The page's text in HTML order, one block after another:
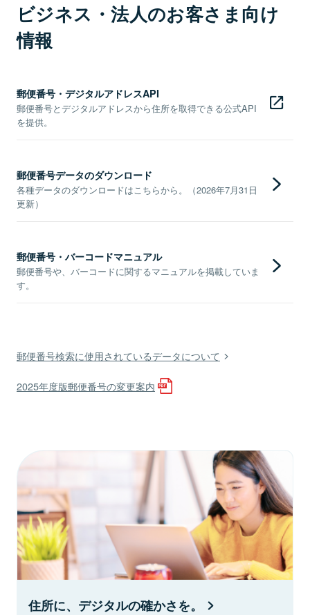
ビジネス・法人のお客さま向け
情報
郵便番号・デジタルアドレスAPI
郵便番号とデジタルアドレスから住所を取得できる公式API
を提供。
郵便番号データのダウンロード
各種データのダウンロードはこちらから。（2026年7月31日
更新）
郵便番号・バーコードマニュアル
郵便番号や、バーコードに関するマニュアルを掲載していま
す。
郵便番号検索に使用されているデータについて
2025年度版郵便番号の変更案内
住所に、デジタルの確かさを。